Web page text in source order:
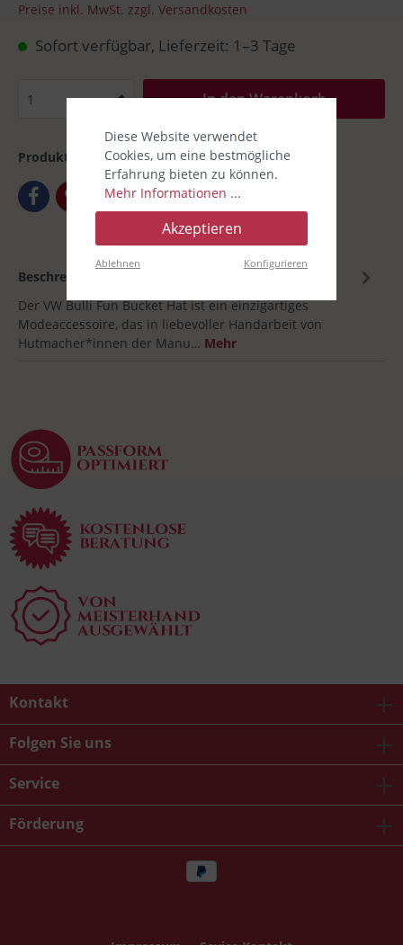
Preise inkl. MwSt. zzgl. Versandkosten
Sofort verfügbar, Lieferzeit: 1–3 Tage
In den Warenkorb
Produktnummer:00032734
Beschreibung
Der VW Bulli Fun Bucket Hat ist ein einzigartiges
Modeaccessoire, das in liebevoller Handarbeit von
Hutmacher*innen der Manu… Mehr
Kontakt
Folgen Sie uns
Service
Förderung
Diese Website verwendet
Cookies, um eine bestmögliche
Erfahrung bieten zu können.
Mehr Informationen ...
Akzeptieren
Ablehnen Konfigurieren